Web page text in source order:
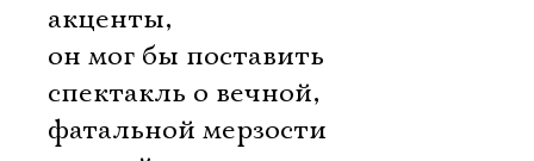
акценты,
он мог бы поставить
спектакль о вечной,
фатальной мерзости